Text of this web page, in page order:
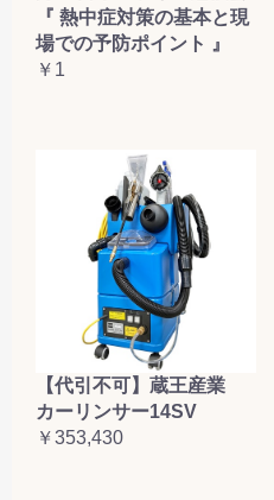
『 熱中症対策の基本と現
場での予防ポイント 』
￥1
【代引不可】蔵王産業
カーリンサー14SV
￥353,430